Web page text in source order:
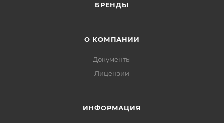
БРЕНДЫ
О КОМПАНИИ
Документы
Лицензии
ИНФОРМАЦИЯ